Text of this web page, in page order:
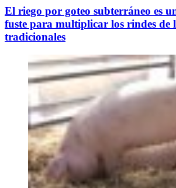
El riego por goteo subterráneo es
fuste para multiplicar los rindes de
tradicionales